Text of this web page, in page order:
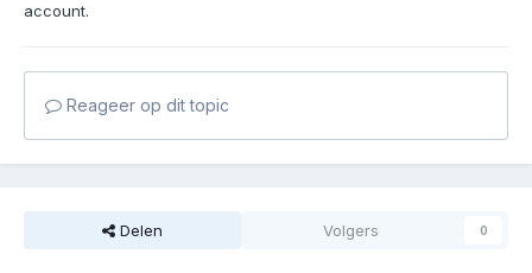
account.
Reageer op dit topic
Delen Volgers 0